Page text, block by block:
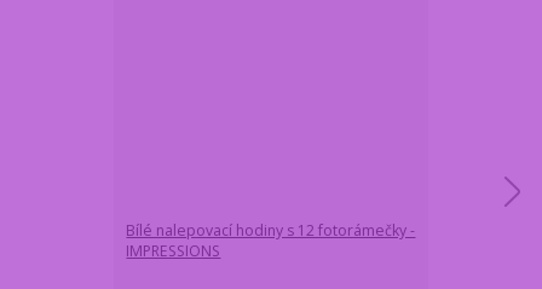
Bílé nalepovací hodiny s 12 fotorámečky -
IMPRESSIONS